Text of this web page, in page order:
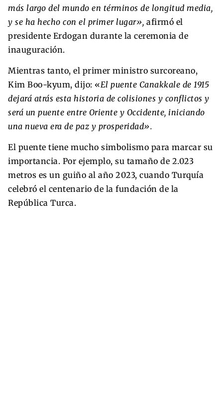
más largo del mundo en términos de longitud media,
y se ha hecho con el primer lugar», afirmó el
presidente Erdogan durante la ceremonia de
inauguración.
Mientras tanto, el primer ministro surcoreano,
Kim Boo-kyum, dijo: «El puente Canakkale de 1915
dejará atrás esta historia de colisiones y conflictos y
será un puente entre Oriente y Occidente, iniciando
una nueva era de paz y prosperidad».
El puente tiene mucho simbolismo para marcar su
importancia. Por ejemplo, su tamaño de 2.023
metros es un guiño al año 2023, cuando Turquía
celebró el centenario de la fundación de la
República Turca.